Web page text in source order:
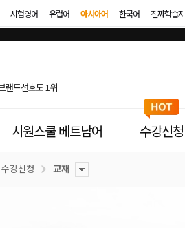
시험영어 유럽어 아시아어 한국어 진짜학습지
시원스쿨 베트남어 수강신청
수강신청 교재